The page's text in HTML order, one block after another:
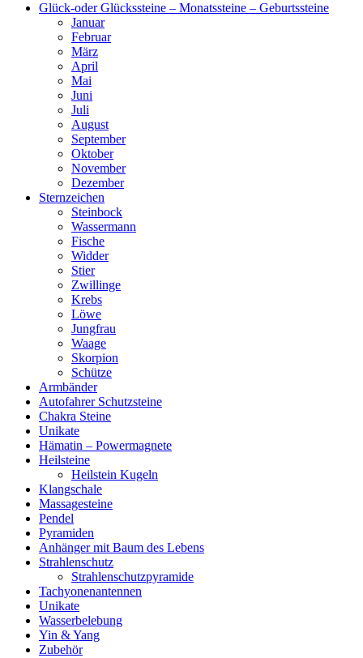
Glück-oder Glückssteine – Monatssteine – Geburtssteine
Januar
Februar
März
April
Mai
Juni
Juli
August
September
Oktober
November
Dezember
Sternzeichen
Steinbock
Wassermann
Fische
Widder
Stier
Zwillinge
Krebs
Löwe
Jungfrau
Waage
Skorpion
Schütze
Armbänder
Autofahrer Schutzsteine
Chakra Steine
Unikate
Hämatin – Powermagnete
Heilsteine
Heilstein Kugeln
Klangschale
Massagesteine
Pendel
Pyramiden
Anhänger mit Baum des Lebens
Strahlenschutz
Strahlenschutzpyramide
Tachyonenantennen
Unikate
Wasserbelebung
Yin & Yang
Zubehör